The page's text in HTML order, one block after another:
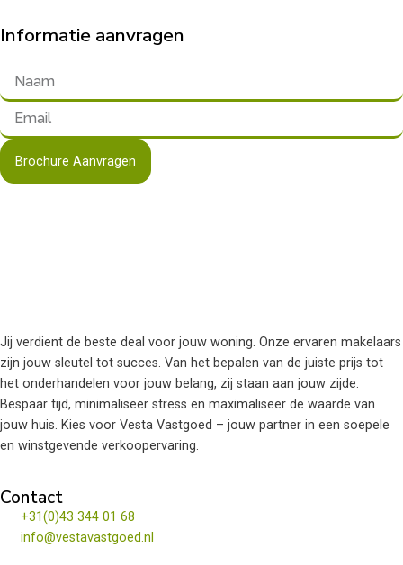
Informatie aanvragen
Brochure Aanvragen
Jij verdient de beste deal voor jouw woning. Onze ervaren makelaars
zijn jouw sleutel tot succes. Van het bepalen van de juiste prijs tot
het onderhandelen voor jouw belang, zij staan aan jouw zijde.
Bespaar tijd, minimaliseer stress en maximaliseer de waarde van
jouw huis. Kies voor Vesta Vastgoed – jouw partner in een soepele
en winstgevende verkoopervaring.
Contact
+31(0)43 344 01 68
info@vestavastgoed.nl